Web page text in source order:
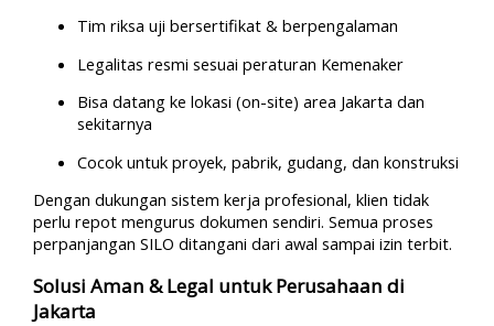
Tim riksa uji bersertifikat & berpengalaman
Legalitas resmi sesuai peraturan Kemenaker
Bisa datang ke lokasi (on-site) area Jakarta dan
sekitarnya
Cocok untuk proyek, pabrik, gudang, dan konstruksi
Dengan dukungan sistem kerja profesional, klien tidak
perlu repot mengurus dokumen sendiri. Semua proses
perpanjangan SILO ditangani dari awal sampai izin terbit.
Solusi Aman & Legal untuk Perusahaan di
Jakarta